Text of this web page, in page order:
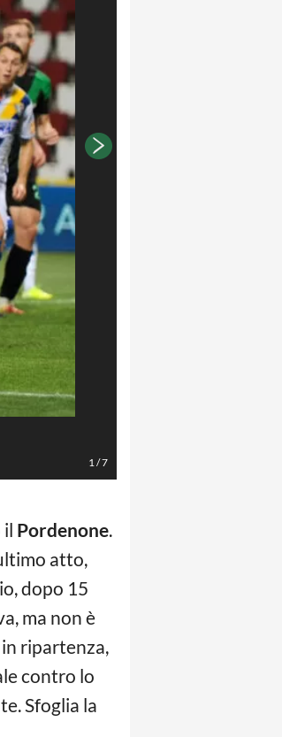
1/7
il Pordenone.
atto,
dopo 15
ma non è
ripartenza,
contro lo
Sfoglia la